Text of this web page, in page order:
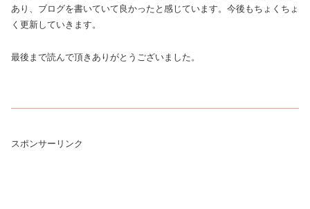
あり、ブログを書いていて良かったと感じています。今後もちょくちょ
く更新していきます。
最後まで読んで頂きありがとうございました。
スポンサーリンク